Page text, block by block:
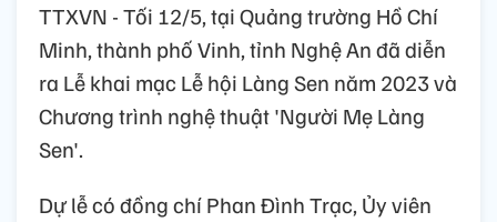
TTXVN - Tối 12/5, tại Quảng trường Hồ Chí
Minh, thành phố Vinh, tỉnh Nghệ An đã diễn
ra Lễ khai mạc Lễ hội Làng Sen năm 2023 và
Chương trình nghệ thuật 'Người Mẹ Làng
Sen'.
Dự lễ có đồng chí Phan Đình Trạc, Ủy viên